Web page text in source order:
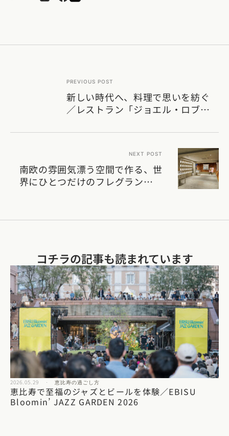
PREVIOUS POST
新しい時代へ、料理で思いを紡ぐ
／レストラン「ジョエル・ロブシ
NEXT POST
南欧の雰囲気漂う空間で作る、世
界にひとつだけのフレグランス／
コチラの記事も読まれています​
2026.05.29 · 恵比寿の過ごし方
恵比寿で至福のジャズとビールを体験／EBISU
Bloomin’ JAZZ GARDEN 2026